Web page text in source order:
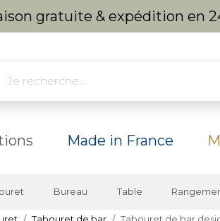
gratuite & expédition en
Made in France
Bureau Table